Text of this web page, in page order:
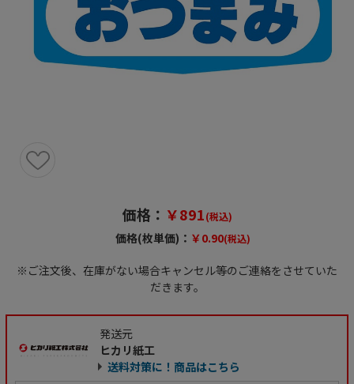
価格： ￥891(税込)
価格(枚単価)： ￥0.90(税込)
※ご注文後、在庫がない場合キャンセル等のご連絡をさせていた
だきます。
発送元
ヒカリ紙工
送料対策に！商品はこちら